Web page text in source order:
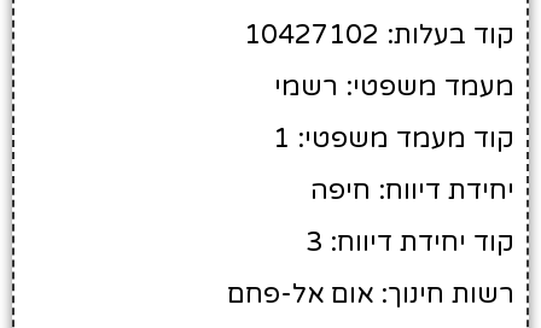
קוד בעלות: 10427102
מעמד משפטי: רשמי
קוד מעמד משפטי: 1
יחידת דיווח: חיפה
קוד יחידת דיווח: 3
רשות חינוך: אום אל-פחם